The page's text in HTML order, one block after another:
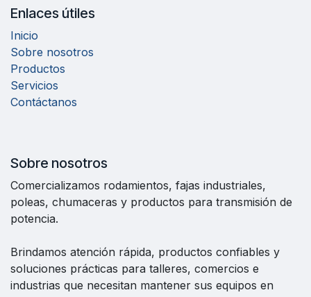
Enlaces útiles
Inicio
Sobre nosotros
Productos
Servicios
Contáctanos
Sobre nosotros
Comercializamos rodamientos, fajas industriales,
poleas, chumaceras y productos para transmisión de
potencia.
Brindamos atención rápida, productos confiables y
soluciones prácticas para talleres, comercios e
industrias que necesitan mantener sus equipos en